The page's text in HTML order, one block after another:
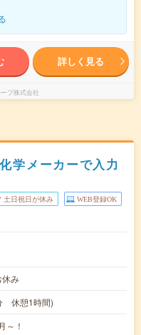
詳しく見る
プ株式会社
学メーカーで入力
土日祝日が休み WEB登録OK
み
休憩1時間)
～！